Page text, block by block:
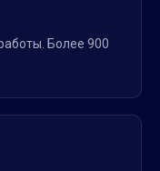
Более 900